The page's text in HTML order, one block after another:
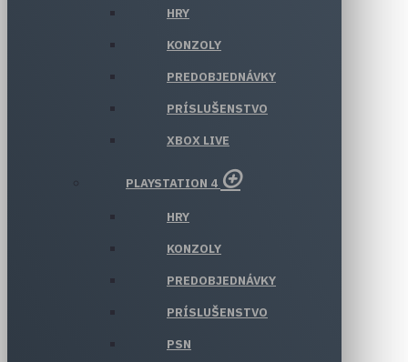
HRY
KONZOLY
PREDOBJEDNÁVKY
PRÍSLUŠENSTVO
XBOX LIVE
PLAYSTATION 4
HRY
KONZOLY
PREDOBJEDNÁVKY
PRÍSLUŠENSTVO
PSN